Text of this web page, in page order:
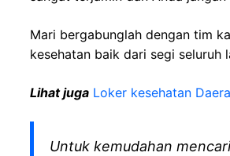
Mari bergabunglah dengan tim
kesehatan baik dari segi seluruh
Lihat juga Loker kesehatan
Untuk kemudahan